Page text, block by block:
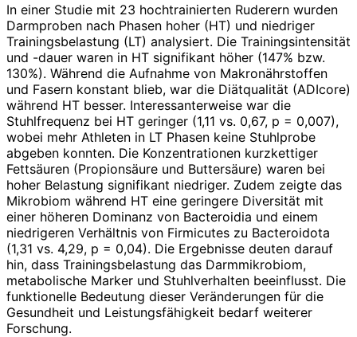
In einer Studie mit 23 hochtrainierten Ruderern wurden
Darmproben nach Phasen hoher (HT) und niedriger
Trainingsbelastung (LT) analysiert. Die Trainingsintensität
und -dauer waren in HT signifikant höher (147% bzw.
130%). Während die Aufnahme von Makronährstoffen
und Fasern konstant blieb, war die Diätqualität (ADIcore)
während HT besser. Interessanterweise war die
Stuhlfrequenz bei HT geringer (1,11 vs. 0,67, p = 0,007),
wobei mehr Athleten in LT Phasen keine Stuhlprobe
abgeben konnten. Die Konzentrationen kurzkettiger
Fettsäuren (Propionsäure und Buttersäure) waren bei
hoher Belastung signifikant niedriger. Zudem zeigte das
Mikrobiom während HT eine geringere Diversität mit
einer höheren Dominanz von Bacteroidia und einem
niedrigeren Verhältnis von Firmicutes zu Bacteroidota
(1,31 vs. 4,29, p = 0,04). Die Ergebnisse deuten darauf
hin, dass Trainingsbelastung das Darmmikrobiom,
metabolische Marker und Stuhlverhalten beeinflusst. Die
funktionelle Bedeutung dieser Veränderungen für die
Gesundheit und Leistungsfähigkeit bedarf weiterer
Forschung.